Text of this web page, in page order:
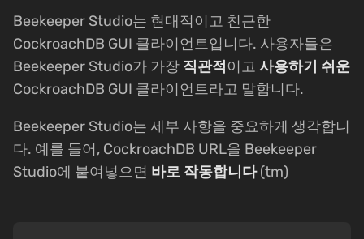
Beekeeper Studio는 현대적이고 친근한
CockroachDB GUI 클라이언트입니다. 사용자들은
Beekeeper Studio가 가장 직관적 이고 사용하기 쉬운
CockroachDB GUI 클라이언트라고 말합니다.
Beekeeper Studio는 세부 사항을 중요하게 생각합니
다. 예를 들어, CockroachDB URL을 Beekeeper
Studio에 붙여넣으면 바로 작동합니다(tm)